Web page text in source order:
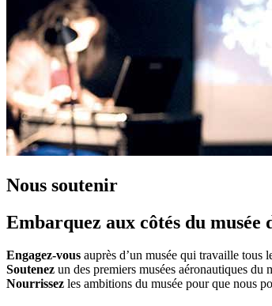
Nous soutenir
Embarquez aux côtés du musée
Engagez-vous auprès d’un musée qui travaille tous
Soutenez un des premiers musées aéronautiques
Nourrissez les ambitions du musée pour que nous